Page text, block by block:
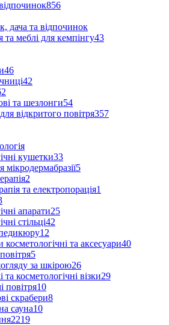
856
дача та відпочинок
меблі для кемпінгу43
46
42
та шезлонги54
відкритого повітря357
кушетки33
мікродермабразії5
2
та електропорація1
апарати25
стільці42
12
та аксесуари40
5
за шкірою26
та косметологічні візки29
повітря10
скрабери8
сауна10
2219